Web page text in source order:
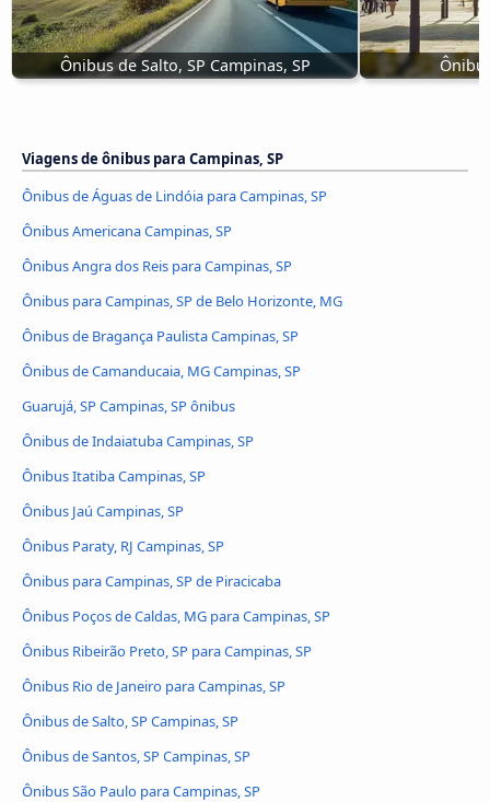
Ônibus de Salto, SP Campinas, SP
Viagens de ônibus para Campinas, SP
Ônibus de Águas de Lindóia para Campinas, SP
Ônibus Americana Campinas, SP
Ônibus Angra dos Reis para Campinas, SP
Ônibus para Campinas, SP de Belo Horizonte, MG
Ônibus de Bragança Paulista Campinas, SP
Ônibus de Camanducaia, MG Campinas, SP
Guarujá, SP Campinas, SP ônibus
Ônibus de Indaiatuba Campinas, SP
Ônibus Itatiba Campinas, SP
Ônibus Jaú Campinas, SP
Ônibus Paraty, RJ Campinas, SP
Ônibus para Campinas, SP de Piracicaba
Ônibus Poços de Caldas, MG para Campinas, SP
Ônibus Ribeirão Preto, SP para Campinas, SP
Ônibus Rio de Janeiro para Campinas, SP
Ônibus de Salto, SP Campinas, SP
Ônibus de Santos, SP Campinas, SP
Ônibus São Paulo para Campinas, SP